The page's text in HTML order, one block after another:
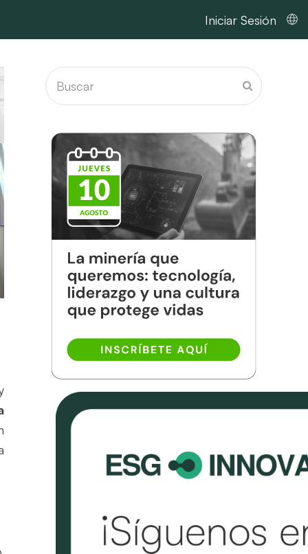
Iniciar Sesión
Buscar
Enviar